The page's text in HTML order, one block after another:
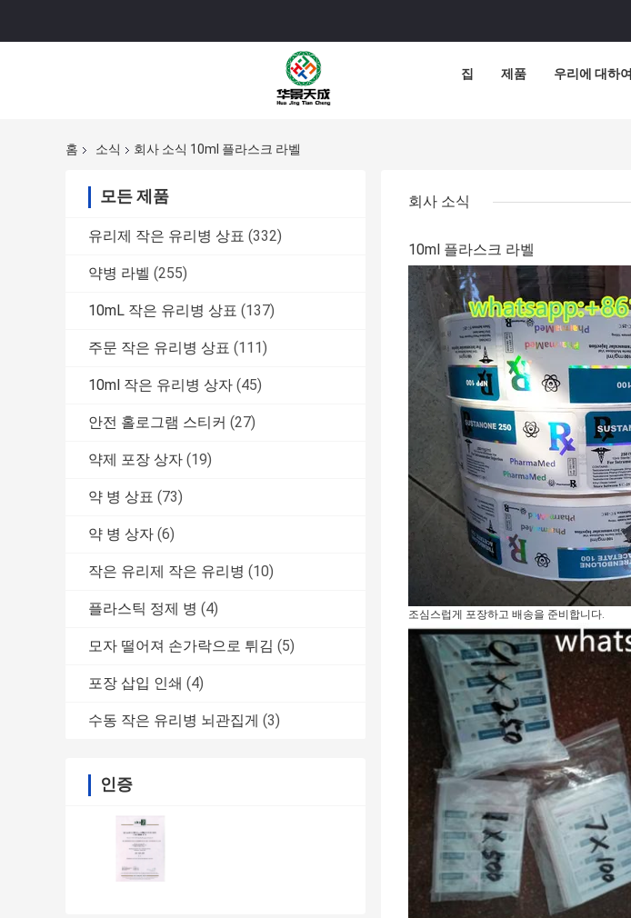
집 제품 우리에 대하여
홈 소식 회사 소식 10ml 플라스크 라벨
모든 제품
유리제 작은 유리병 상표 (332)
약병 라벨 (255)
10mL 작은 유리병 상표 (137)
주문 작은 유리병 상표 (111)
10ml 작은 유리병 상자 (45)
안전 홀로그램 스티커 (27)
약제 포장 상자 (19)
약 병 상표 (73)
약 병 상자 (6)
작은 유리제 작은 유리병 (10)
플라스틱 정제 병 (4)
모자 떨어져 손가락으로 튀김 (5)
포장 삽입 인쇄 (4)
수동 작은 유리병 뇌관집게 (3)
인증
회사 소식
10ml 플라스크 라벨
조심스럽게 포장하고 배송을 준비합니다.